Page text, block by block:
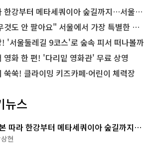
부터 메타세쿼이아 숲길까지…서울둘레길 15코스
안 팔아요" 서울에서 가장 특별한 편의점의 정체
'서울둘레길 9코스'로 숲속 피서 떠나볼까
영화 한 편! '다리밑 영화관' 무료 상영
쑥쑥! 클라이밍 키즈카페·어린이 체력장
뉴스
따라 한강부터 메타세쿼이아 숲길까지…
15코스
현